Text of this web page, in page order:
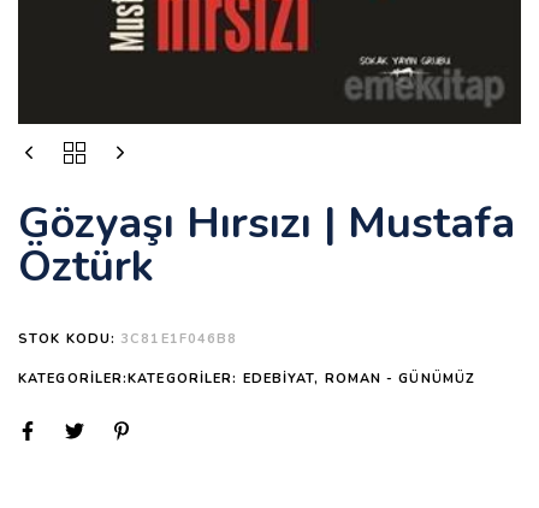
Gözyaşı Hırsızı | Mustafa
Öztürk
STOK KODU: 3C81E1F046B8
KATEGORILER:KATEGORILER: EDEBIYAT, ROMAN - GÜNÜMÜZ